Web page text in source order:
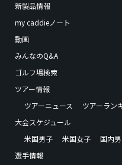
新製品情報
my caddieノート
動画
みんなのQ&A
ゴルフ場検索
ツアー情報
ツアーニュース
ツアーラン
大会スケジュール
米国男子
米国女子 国内
選手情報